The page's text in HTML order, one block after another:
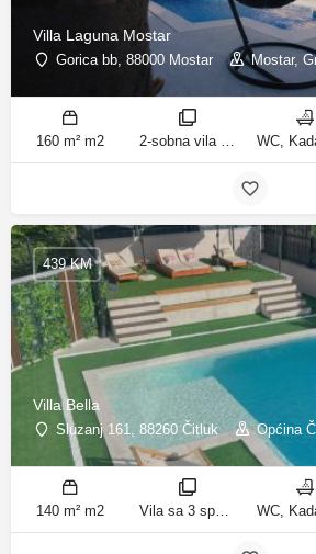
Villa Laguna Mostar
Gorica bb, 88000 Mostar Mostar,
160 m² m2
Villa Bella
Sluzanj 161, 88260 Čitluk Općina
439 KM
140 m² m2